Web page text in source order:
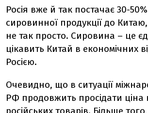
Росія вже й так постачає 30-
сировинної продукції до Китаю,
не так просто. Сировина – це
цікавить Китай в економічних
Росією.
Очевидно, що в ситуації
РФ продовжить просідати ціна